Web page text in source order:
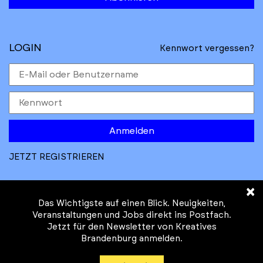
LOGIN Kennwort vergessen?
Anmelden
JETZT REGISTRIEREN
© Kreatives Brandenburg im Auftrag des
×
Das Wichtigste auf einen Blick. Neuigkeiten,
Veranstaltungen und Jobs direkt ins Postfach.
Jetzt für den Newsletter von Kreatives
Brandenburg anmelden.